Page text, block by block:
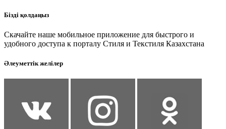
Бізді қолдаңыз
Скачайте наше мобильное приложение для быстрого и
удобного доступа к порталу Стиля и Текстиля Казахстана
Әлеуметтік желілер